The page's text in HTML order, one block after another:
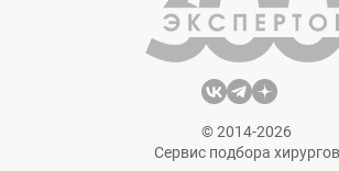
© 2014-2026
Сервис подбора хирургов